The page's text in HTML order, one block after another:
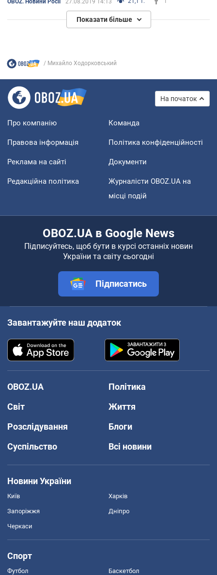
OBOZ. Новини Росії 27.08.2019 14:13
Показати більше
Михайло Ходорковський
На початок
Про компанію Команда
Правова інформація Політика конфіденційності
Реклама на сайті Документи
Редакційна політика
Журналісти OBOZ.UA на
місці подій
OBOZ.UA в Google News
Підписуйтесь, щоб бути в курсі останніх новин
України та світу сьогодні
Підписатись
Завантажуйте наш додаток
OBOZ.UA
Політика
Світ
Життя
Розслідування
Блоги
Суспільство
Всі новини
Новини України
Київ Харків
Запоріжжя Дніпро
Черкаси
Спорт
Футбол Баскетбол